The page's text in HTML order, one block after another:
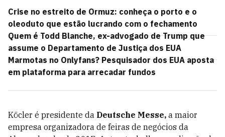
Crise no estreito de Ormuz: conheça o porto e o
oleoduto que estão lucrando com o fechamento
Quem é Todd Blanche, ex-advogado de Trump que
assume o Departamento de Justiça dos EUA
Marmotas no Onlyfans? Pesquisador dos EUA aposta
em plataforma para arrecadar fundos
Köcler é presidente da Deutsche Messe, a maior
empresa organizadora de feiras de negócios da